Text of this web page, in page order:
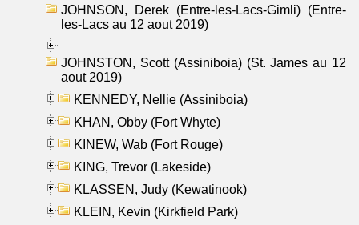
JOHNSON, Derek (Entre-les-Lacs-Gimli) (Entre-
les-Lacs au 12 aout 2019)
JOHNSTON, Scott (Assiniboia) (St. James au 12
aout 2019)
KENNEDY, Nellie (Assiniboia)
KHAN, Obby (Fort Whyte)
KINEW, Wab (Fort Rouge)
KING, Trevor (Lakeside)
KLASSEN, Judy (Kewatinook)
KLEIN, Kevin (Kirkfield Park)